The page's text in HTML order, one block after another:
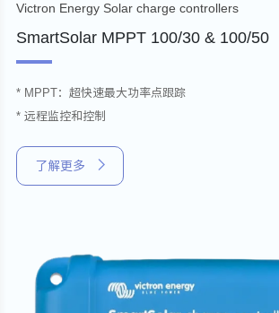
Victron Energy Solar charge controllers
SmartSolar MPPT 100/30 & 100/50
* MPPT：超快速最大功率点跟踪
* 远程监控和控制
了解更多